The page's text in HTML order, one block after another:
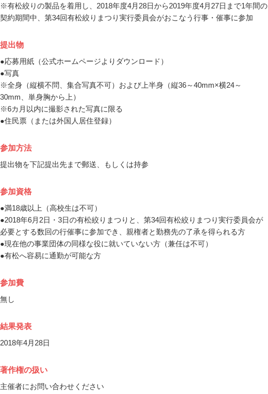
※有松絞りの製品を着用し、2018年度4月28日から2019年度4月27日まで1年間の
契約期間中、第34回有松絞りまつり実行委員会がおこなう行事・催事に参加
提出物
●応募用紙（公式ホームページよりダウンロード）
●写真
※全身（縦横不問、集合写真不可）および上半身（縦36～40mm×横24～
30mm、単身胸から上）
※6カ月以内に撮影された写真に限る
●住民票（または外国人居住登録）
参加方法
提出物を下記提出先まで郵送、もしくは持参
参加資格
●満18歳以上（高校生は不可）
●2018年6月2日・3日の有松絞りまつりと、第34回有松絞りまつり実行委員会が
必要とする数回の行催事に参加でき、親権者と勤務先の了承を得られる方
●現在他の事業団体の同様な役に就いていない方（兼任は不可）
●有松へ容易に通勤が可能な方
参加費
無し
結果発表
2018年4月28日
著作権の扱い
主催者にお問い合わせください